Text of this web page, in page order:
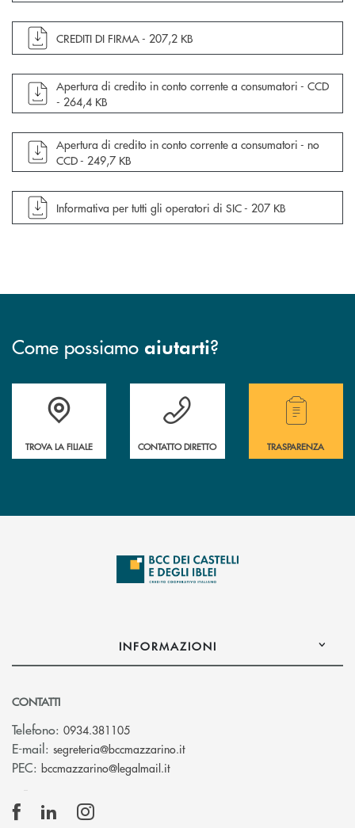
apre documento in una nuova finestra
CREDITI DI FIRMA - 207,2 KB
apre documento in una nuova finestra
Apertura di credito in conto corrente a consumatori - CCD
- 264,4 KB
apre documento in una nuova finestra
Apertura di credito in conto corrente a consumatori - no
CCD - 249,7 KB
apre documento in una nuova finestra
Informativa per tutti gli operatori di SIC - 207 KB
Come possiamo aiutarti?
Accedi all' elenco completo delle filiali .
TROVA LA FILIALE
Hai bisogno di assistenza immediata?
CONTATTO DIRETTO
Hai bisogno di
TRASPARENZA
INFORMAZIONI
CONTATTI
Telefono: 0934.381105
E-mail: segreteria@bccmazzarino.it(si apre l’app di posta
PEC: bccmazzarino@legalmail.it(si apre l’app di posta elettronica)